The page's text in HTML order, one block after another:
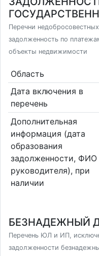
Перечни
задолженность по
объекты недвижимости
Область
Дата включения в
перечень
Дополнительная
информация (дата
образования
задолженности, ФИО
руководителя), при
наличии
БЕЗНАДЕЖНЫЙ
Перечень ЮЛ и ИП,
задолженности